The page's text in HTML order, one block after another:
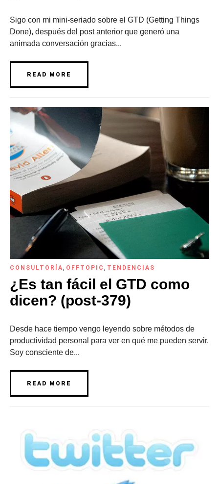
Sigo con mi mini-seriado sobre el GTD (Getting Things
Done), después del post anterior que generó una
animada conversación gracias...
READ MORE
CONSULTORÍA, OFFTOPIC , TENDENCIAS
¿Es tan fácil el GTD como
dicen? (post-379)
Desde hace tiempo vengo leyendo sobre métodos de
productividad personal para ver en qué me pueden servir.
Soy consciente de...
READ MORE